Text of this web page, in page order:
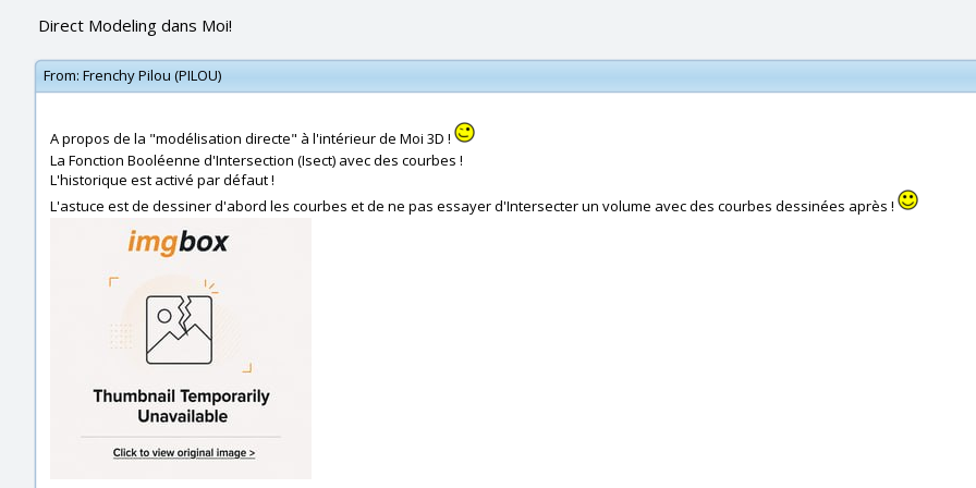
Direct Modeling dans Moi!
From: Frenchy Pilou (PILOU)
A propos de la "modélisation directe" à l'intérieur de Moi 3D !
La Fonction Booléenne d'Intersection (Isect) avec des courbes !
L'historique est activé par défaut !
L'astuce est de dessiner d'abord les courbes et de ne pas essayer d'Intersecter un volume avec des courbes dessinées après !